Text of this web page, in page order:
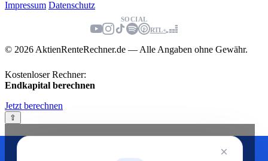
Impressum Datenschutz
SOCIAL
RTL+
© 2026 AktienRenteRechner.de — Alle Angaben ohne Gewähr.
Kostenloser Rechner:
Endkapital berechnen
Jetzt berechnen
⇧
×